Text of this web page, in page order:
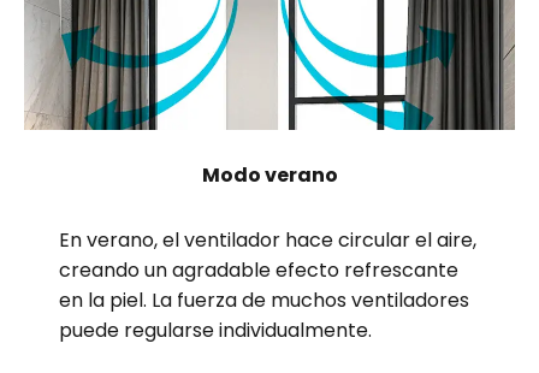
Modo verano
En verano, el ventilador hace circular el aire,
creando un agradable efecto refrescante
en la piel. La fuerza de muchos ventiladores
puede regularse individualmente.